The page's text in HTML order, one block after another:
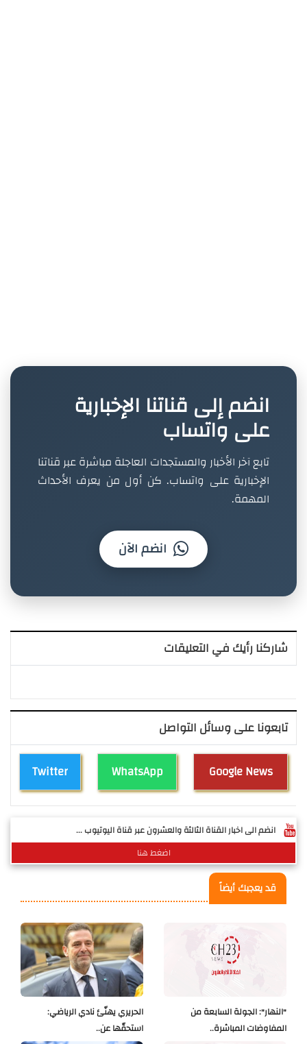
انضم إلى قناتنا الإخبارية
على واتساب
تابع آخر الأخبار والمستجدات العاجلة مباشرة عبر قناتنا
الإخبارية على واتساب. كن أول من يعرف الأحداث
المهمة.
انضم الآن
شاركنا رأيك في التعليقات
تابعونا على وسائل التواصل
Twitter WhatsApp Google News
انضم الى اخبار القناة الثالثة والعشرون عبر قناة اليوتيوب ...
اضغط هنا
قد يعجبك أيضاً
الحريري يهنّئ نادي الرياضي:
استحقّها عن..
"النهار": الجولة السابعة من
المفاوضات المباشرة..